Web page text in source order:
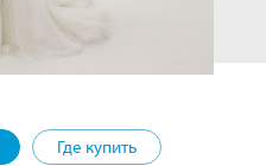
Где купить